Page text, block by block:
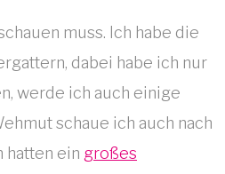
muss. Ich habe die
dabei habe ich nur
werde ich auch einige
schaue ich auch nach
hatten ein großes